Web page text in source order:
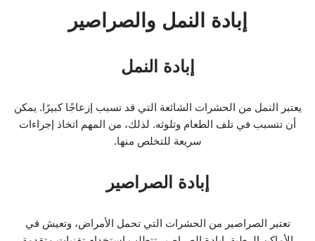
إبادة النمل والصراصير
إبادة النمل
يعتبر النمل من الحشرات الشائعة التي قد تسبب إزعاجًا كبيرًا. يمكن
أن تتسبب في تلف الطعام وتلوثه. لذلك، من المهم اتخاذ إجراءات
سريعة للتخلص منها.
إبادة الصراصير
تعتبر الصراصير من الحشرات التي تحمل الأمراض، وتعيش في